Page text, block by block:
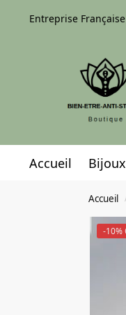
Entreprise
Accueil
Accueil
-10%